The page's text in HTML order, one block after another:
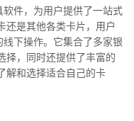
件，为用户提供了一站式
还是其他各类卡片，用户
下操作。它集合了多家银
择，同时还提供了丰富的
解和选择适合自己的卡